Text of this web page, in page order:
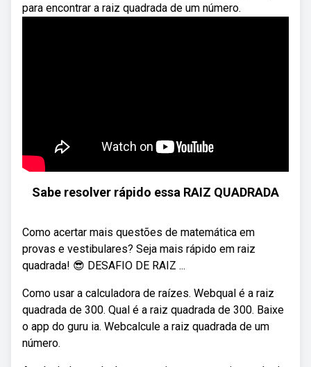
para encontrar a raiz quadrada de um número.
Sabe resolver rápido essa RAIZ QUADRADA
Como acertar mais questões de matemática em
provas e vestibulares? Seja mais rápido em raiz
quadrada! 😎 DESAFIO DE RAIZ ...
Como usar a calculadora de raízes. Webqual é a raiz
quadrada de 300. Qual é a raiz quadrada de 300. Baixe
o app do guru ia. Webcalcule a raiz quadrada de um
número.